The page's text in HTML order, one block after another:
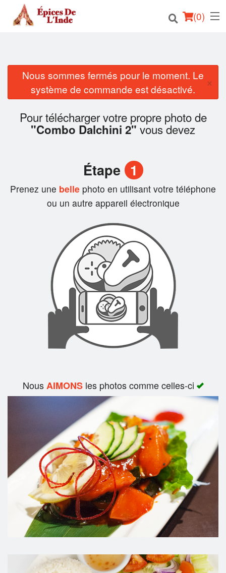
(0)
Commander en ligne
Emplacement
Français
Rechercher
Nous sommes fermés pour le moment. Le
système de commande est désactivé.
×
Pour télécharger votre propre photo de
"Combo Dalchini 2" vous devez
Étape 1
Prenez une belle photo en utilisant votre téléphone
ou un autre appareil électronique
NousAIMONSles photos comme celles-ci